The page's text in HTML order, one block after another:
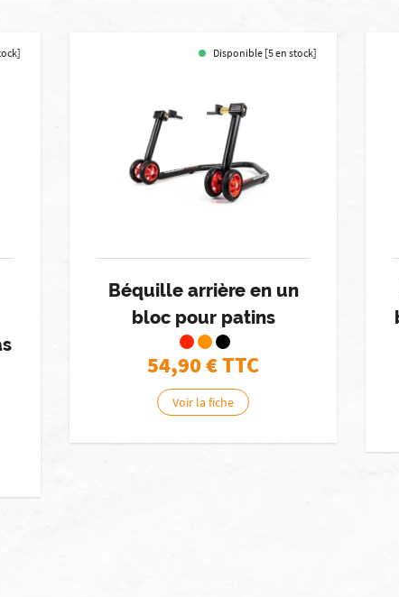
Disponible [5 en stock]
Béquille arrière en un
bloc pour patins
54,90€ TTC
Voir la fiche